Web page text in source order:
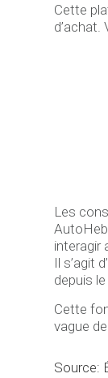
Cette
d’achat.
Les
interagir
Il s’agit
depuis
Cette
vague
Source: